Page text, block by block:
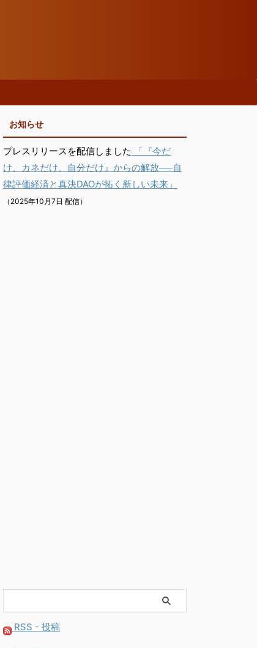
お知らせ
プレスリリースを配信しました
「『今だ
け、カネだけ、自分だけ』からの解放──自
律評価経済と真決DAOが拓く新しい未来」
（2025年10月7日 配信）
RSS - 投稿